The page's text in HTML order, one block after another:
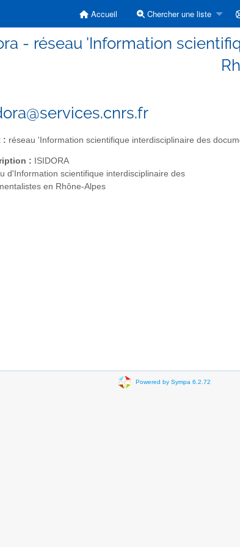
Accueil Chercher une liste
- réseau 'Information
: réseau 'Information scientifique interdisciplinaire des
: ISIDORA
d'Information scientifique interdisciplinaire des
en Rhône-Alpes
Powered by Sympa 6.2.72